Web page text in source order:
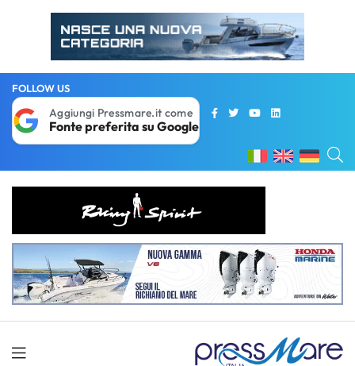
FOLLOW US
Aggiungi Pressmare.it come
Fonte preferita su Google